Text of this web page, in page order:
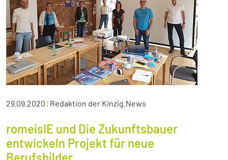
29.09.2020 | Redaktion der Kinzig.News
romeisIE und Die Zukunftsbauer
entwickeln Projekt für neue